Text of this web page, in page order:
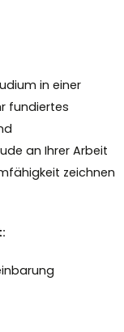
in einer
fundiertes
an Ihrer Arbeit
zeichnen